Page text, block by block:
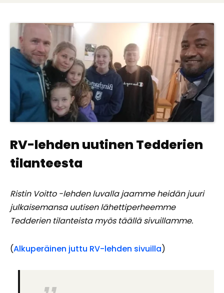
RV-lehden uutinen Tedderien
tilanteesta
Ristin Voitto -lehden luvalla jaamme heidän juuri
julkaisemansa uutisen lähettiperheemme
Tedderien tilanteista myös täällä sivuillamme.
(Alkuperäinen juttu RV-lehden sivuilla)